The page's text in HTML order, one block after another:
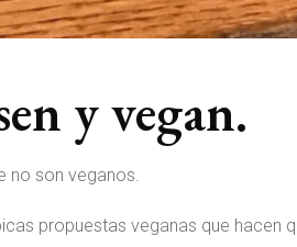
y vegan.
no son veganos.
propuestas veganas que hacen